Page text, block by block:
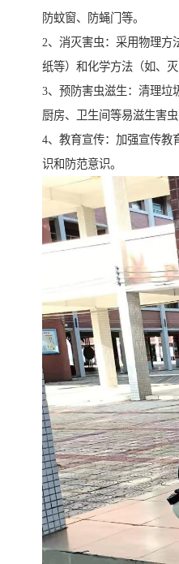
防蚊窗、防蝇门等。
2、消灭害虫：采用物理方
纸等）和化学方法（如、灭
3、预防害虫滋生：清理垃
厨房、卫生间等易滋生害虫
4、教育宣传：加强宣传教
识和防范意识。